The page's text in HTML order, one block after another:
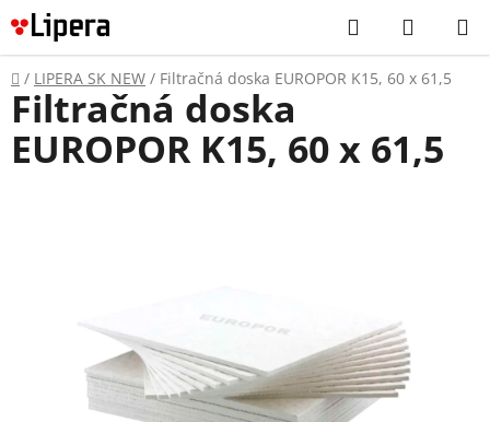
Prejsť
na
obsah
Hľadať
KOŠÍK
Domov
/ LIPERA SK NEW / Filtračná doska EUROPOR K15, 60 x 61,5
Filtračná doska
EUROPOR K15, 60 x 61,5